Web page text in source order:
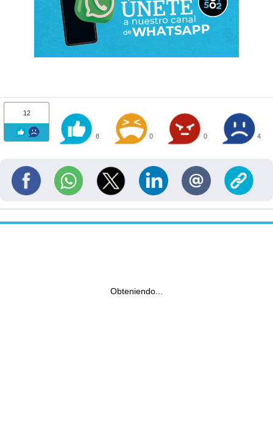
12
8 0 0 4
Obteniendo...